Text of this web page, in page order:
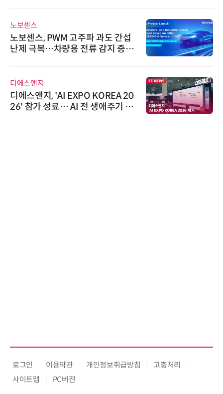
노보센스
노보센스, PWM 고주파 과도 간섭
난제 극복…차량용 전류 감지 증폭
디에스앤지
디에스앤지, 'AI EXPO KOREA 20
26' 참가 성료… AI 전 생애주기 아
로그인 이용약관 개인정보취급방침
고충처리
사이트맵
PC버전